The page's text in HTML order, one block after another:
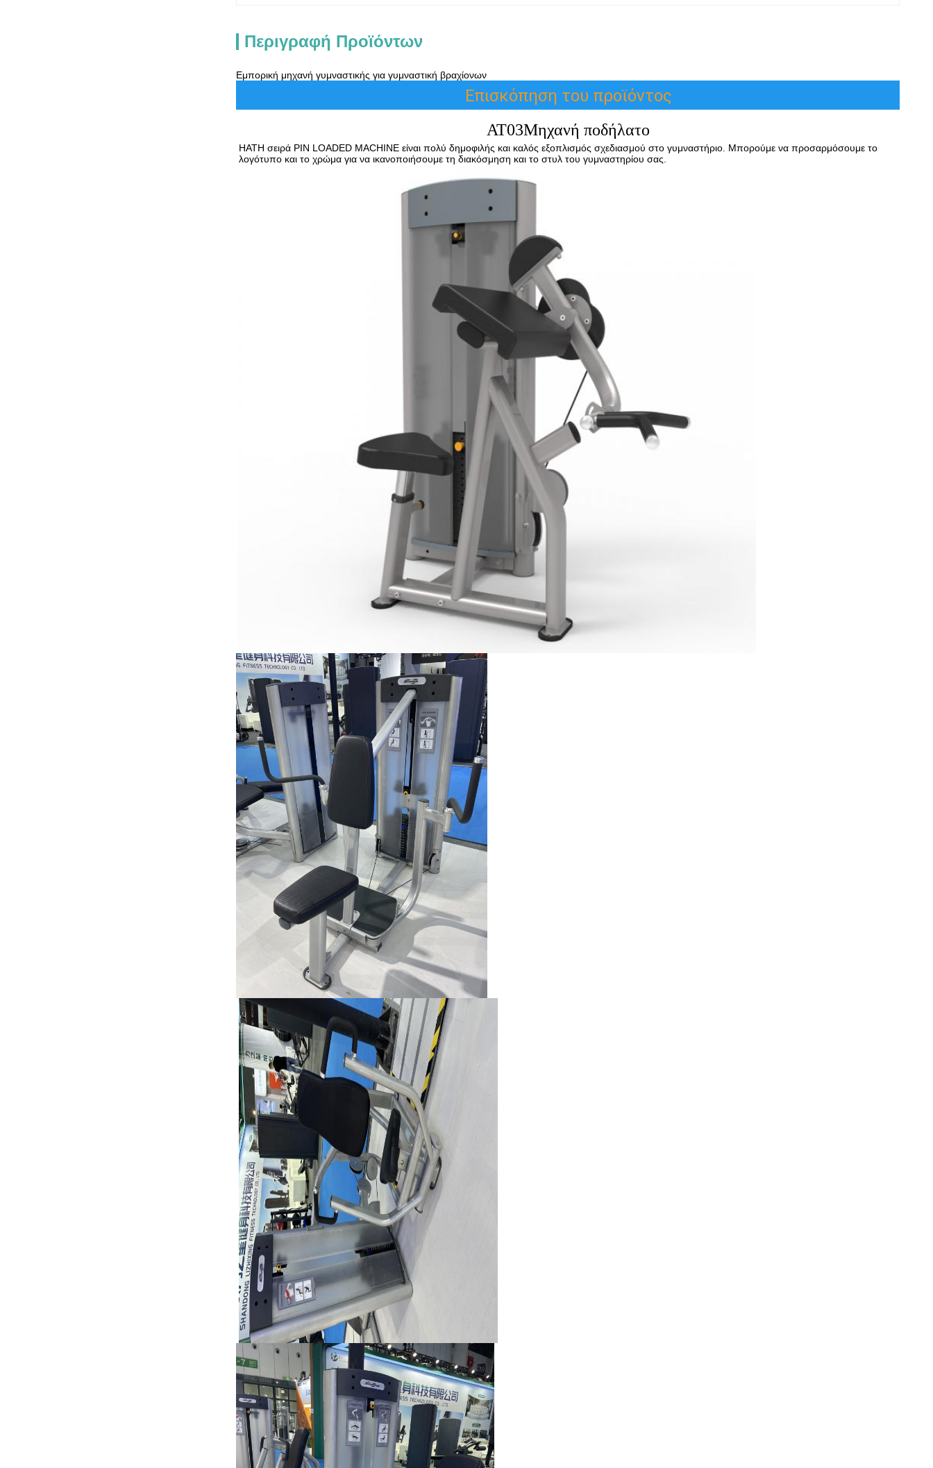
Περιγραφή Προϊόντων
Εμπορική μηχανή γυμναστικής για γυμναστική βραχίονων
Επισκόπηση του προϊόντος
ΑΤ03Μηχανή ποδήλατο
ΗΑΤΗ σειρά PIN LOADED MACHINE είναι πολύ δημοφιλής και καλός εξοπλισμός σχεδιασμού στο γυμναστήριο. Μπορούμε να προσαρμόσουμε το
λογότυπο και το χρώμα για να ικανοποιήσουμε τη διακόσμηση και το στυλ του γυμναστηρίου σας.